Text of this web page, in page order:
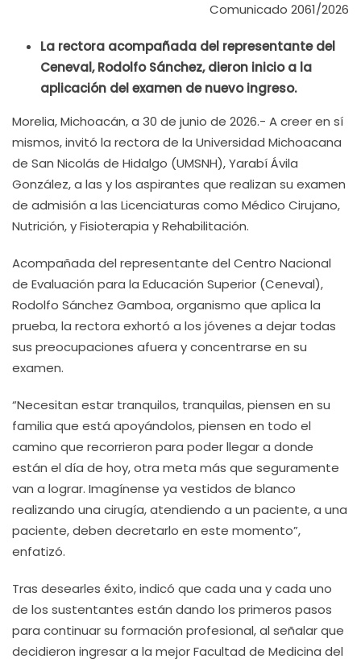
Comunicado 2061/2026
La rectora acompañada del representante del
Ceneval, Rodolfo Sánchez, dieron inicio a la
aplicación del examen de nuevo ingreso.
Morelia, Michoacán, a 30 de junio de 2026.- A creer en sí
mismos, invitó la rectora de la Universidad Michoacana
de San Nicolás de Hidalgo (UMSNH), Yarabí Ávila
González, a las y los aspirantes que realizan su examen
de admisión a las Licenciaturas como Médico Cirujano,
Nutrición, y Fisioterapia y Rehabilitación.
Acompañada del representante del Centro Nacional
de Evaluación para la Educación Superior (Ceneval),
Rodolfo Sánchez Gamboa, organismo que aplica la
prueba, la rectora exhortó a los jóvenes a dejar todas
sus preocupaciones afuera y concentrarse en su
examen.
“Necesitan estar tranquilos, tranquilas, piensen en su
familia que está apoyándolos, piensen en todo el
camino que recorrieron para poder llegar a donde
están el día de hoy, otra meta más que seguramente
van a lograr. Imagínense ya vestidos de blanco
realizando una cirugía, atendiendo a un paciente, a una
paciente, deben decretarlo en este momento”,
enfatizó.
Tras desearles éxito, indicó que cada una y cada uno
de los sustentantes están dando los primeros pasos
para continuar su formación profesional, al señalar que
decidieron ingresar a la mejor Facultad de Medicina del